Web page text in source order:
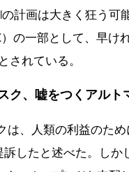
計画は大きく狂う可
）の一部として、早
とされている。
ク、嘘をつくアルト
は、人類の利益のた
したと述べた。しか